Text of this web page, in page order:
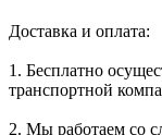
Доставка и оплата:
1. Бесплатно
транспортной
2. Мы работаем со